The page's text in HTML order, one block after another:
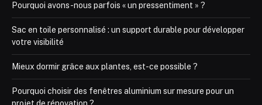
Pourquoi avons-nous parfois « un pressentiment » ?
Sac en toile personnalisé : un support durable pour développer
votre visibilité
Mieux dormir grâce aux plantes, est-ce possible ?
Pourquoi choisir des fenêtres aluminium sur mesure pour un